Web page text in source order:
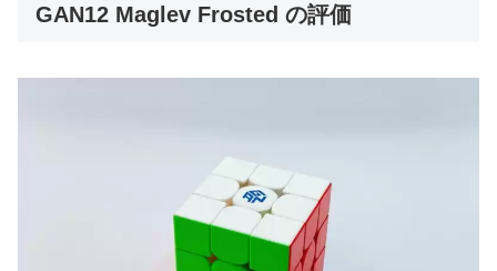
GAN12 Maglev Frosted の評価